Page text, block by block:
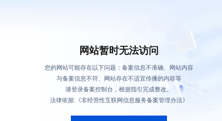
网站暂时无法访问
您的网站可能存在以下问题：备案信息不准确、网站内容
与备案信息不符、网站存在不适宜传播的内容等
请登录备案控制台，根据指引完成整改。
法律依据:《非经营性互联网信息服务备案管理办法》